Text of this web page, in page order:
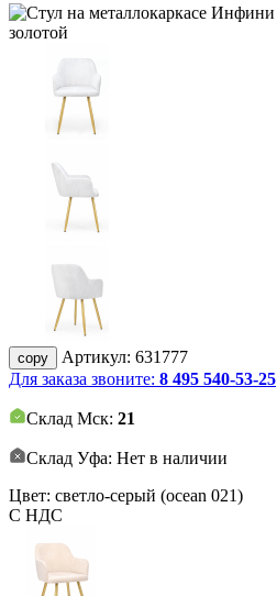
copy Артикул: 631777
Для заказа звоните: 8 495 540-53-25
Склад Мск: 21
Склад Уфа: Нет в наличии
Цвет: светло-серый (ocean 021)
С НДС